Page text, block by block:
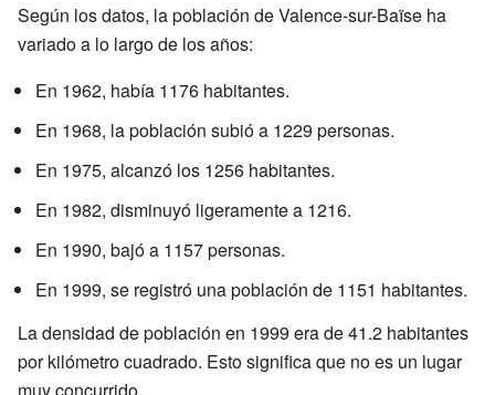
Según los datos, la población de Valence-sur-Baïse ha
variado a lo largo de los años:
En 1962, había 1176 habitantes.
En 1968, la población subió a 1229 personas.
En 1975, alcanzó los 1256 habitantes.
En 1982, disminuyó ligeramente a 1216.
En 1990, bajó a 1157 personas.
En 1999, se registró una población de 1151 habitantes.
La densidad de población en 1999 era de 41.2 habitantes
por kilómetro cuadrado. Esto significa que no es un lugar
muy concurrido.